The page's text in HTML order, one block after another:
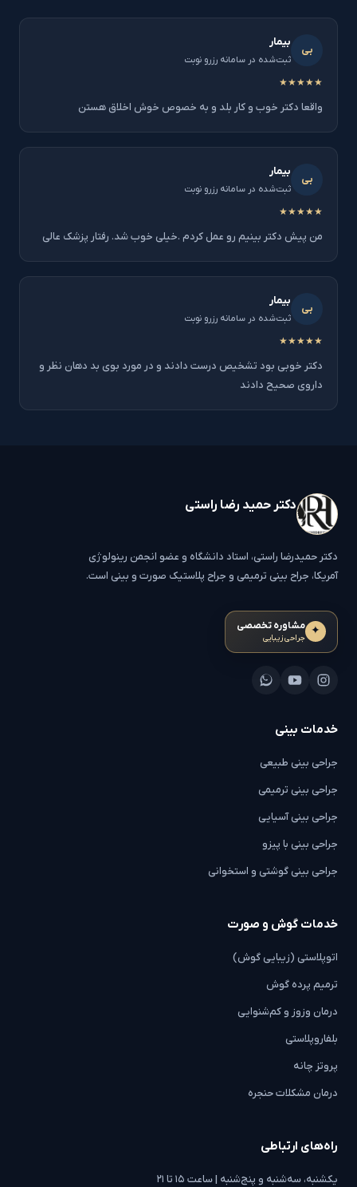
بی
بیمار
ثبت‌شده در سامانه رزرو نوبت
★★★★★
واقعا دکتر خوب و کار بلد و به خصوص خوش اخلاق هستن
بی
بیمار
ثبت‌شده در سامانه رزرو نوبت
★★★★★
من پیش دکتر بینیم رو عمل کردم .خیلی خوب شد. رفتار پزشک عالی
بی
بیمار
ثبت‌شده در سامانه رزرو نوبت
★★★★★
دکتر خوبی بود تشخیص درست دادند و در مورد بوی بد دهان نظر و
داروی صحیح دادند
دکتر حمید رضا راستی
دکتر حمیدرضا راستی، استاد دانشگاه و عضو انجمن رینولوژی
آمریکا، جراح بینی ترمیمی و جراح پلاستیک صورت و بینی است.
✦ مشاوره تخصصی
جراحی زیبایی
خدمات بینی
جراحی بینی طبیعی
جراحی بینی ترمیمی
جراحی بینی آسیایی
جراحی بینی با پیزو
جراحی بینی گوشتی و استخوانی
خدمات گوش و صورت
اتوپلاستی (زیبایی گوش)
ترمیم پرده گوش
درمان وزوز و کم‌شنوایی
بلفاروپلاستی
پروتز چانه
درمان مشکلات حنجره
راه‌های ارتباطی
یکشنبه، سه‌شنبه و پنج‌شنبه | ساعت ۱۵ تا ۲۱